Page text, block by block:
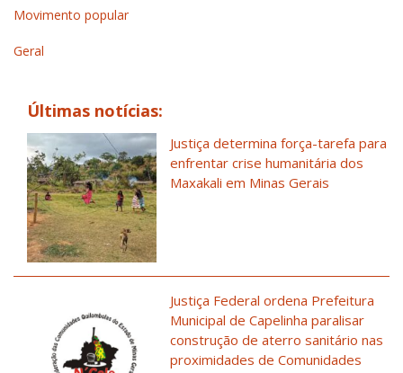
Movimento popular
Geral
Últimas notícias:
Justiça determina força-tarefa para
enfrentar crise humanitária dos
Maxakali em Minas Gerais
Justiça Federal ordena Prefeitura
Municipal de Capelinha paralisar
construção de aterro sanitário nas
proximidades de Comunidades